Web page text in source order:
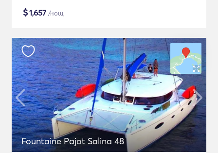
$1,657 /нощ
Fountaine Pajot Salina 48